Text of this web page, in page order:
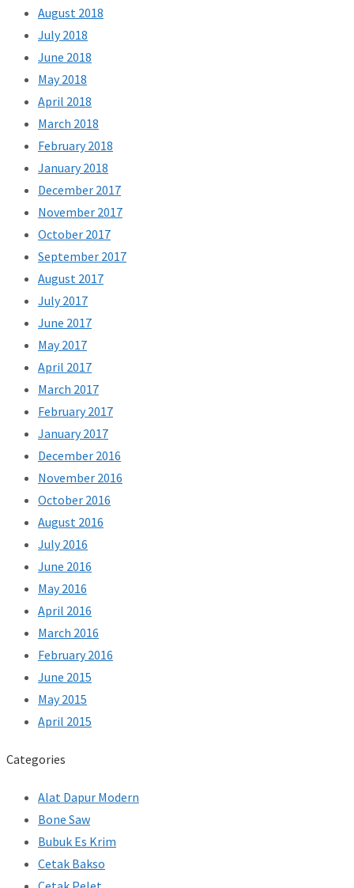
August 2018
July 2018
June 2018
May 2018
April 2018
March 2018
February 2018
January 2018
December 2017
November 2017
October 2017
September 2017
August 2017
July 2017
June 2017
May 2017
April 2017
March 2017
February 2017
January 2017
December 2016
November 2016
October 2016
August 2016
July 2016
June 2016
May 2016
April 2016
March 2016
February 2016
June 2015
May 2015
April 2015
Categories
Alat Dapur Modern
Bone Saw
Bubuk Es Krim
Cetak Bakso